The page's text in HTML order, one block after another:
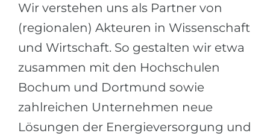
Wir verstehen uns als Partner von
(regionalen) Akteuren in Wissenschaft
und Wirtschaft. So gestalten wir etwa
zusammen mit den Hochschulen
Bochum und Dortmund sowie
zahlreichen Unternehmen neue
Lösungen der Energieversorgung und